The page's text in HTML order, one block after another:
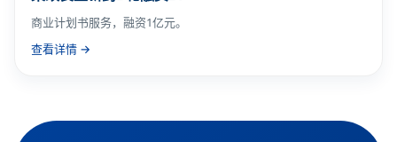
商业计划书服务，融资1亿元。
查看详情 →